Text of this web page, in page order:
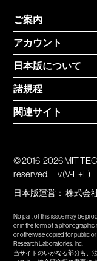
ご案内
アカウント
日本版について
諸規程
関連サイト
© 2016-2026 MIT
reserved.
v.(V-E+F)
日本版運営：株式会
No part of this issue may be
or in the form of a phonographic
or otherwise copied for public
Research Laboratories, Inc.
当サイトのいかなる部分も、